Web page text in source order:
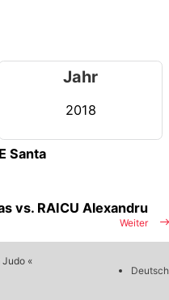
Jahr
2018
Santa
Weiter
vs. RAICU Alexandru
«
Deutsch